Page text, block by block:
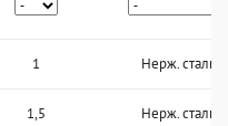
1 Нерж. сталь
1,5 Нерж. сталь